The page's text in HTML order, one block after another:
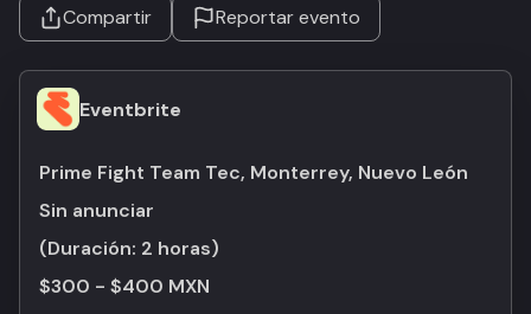
Compartir Reportar evento
Eventbrite
Prime Fight Team Tec, Monterrey, Nuevo León
Sin anunciar
(Duración: 2 horas)
$300 - $400 MXN